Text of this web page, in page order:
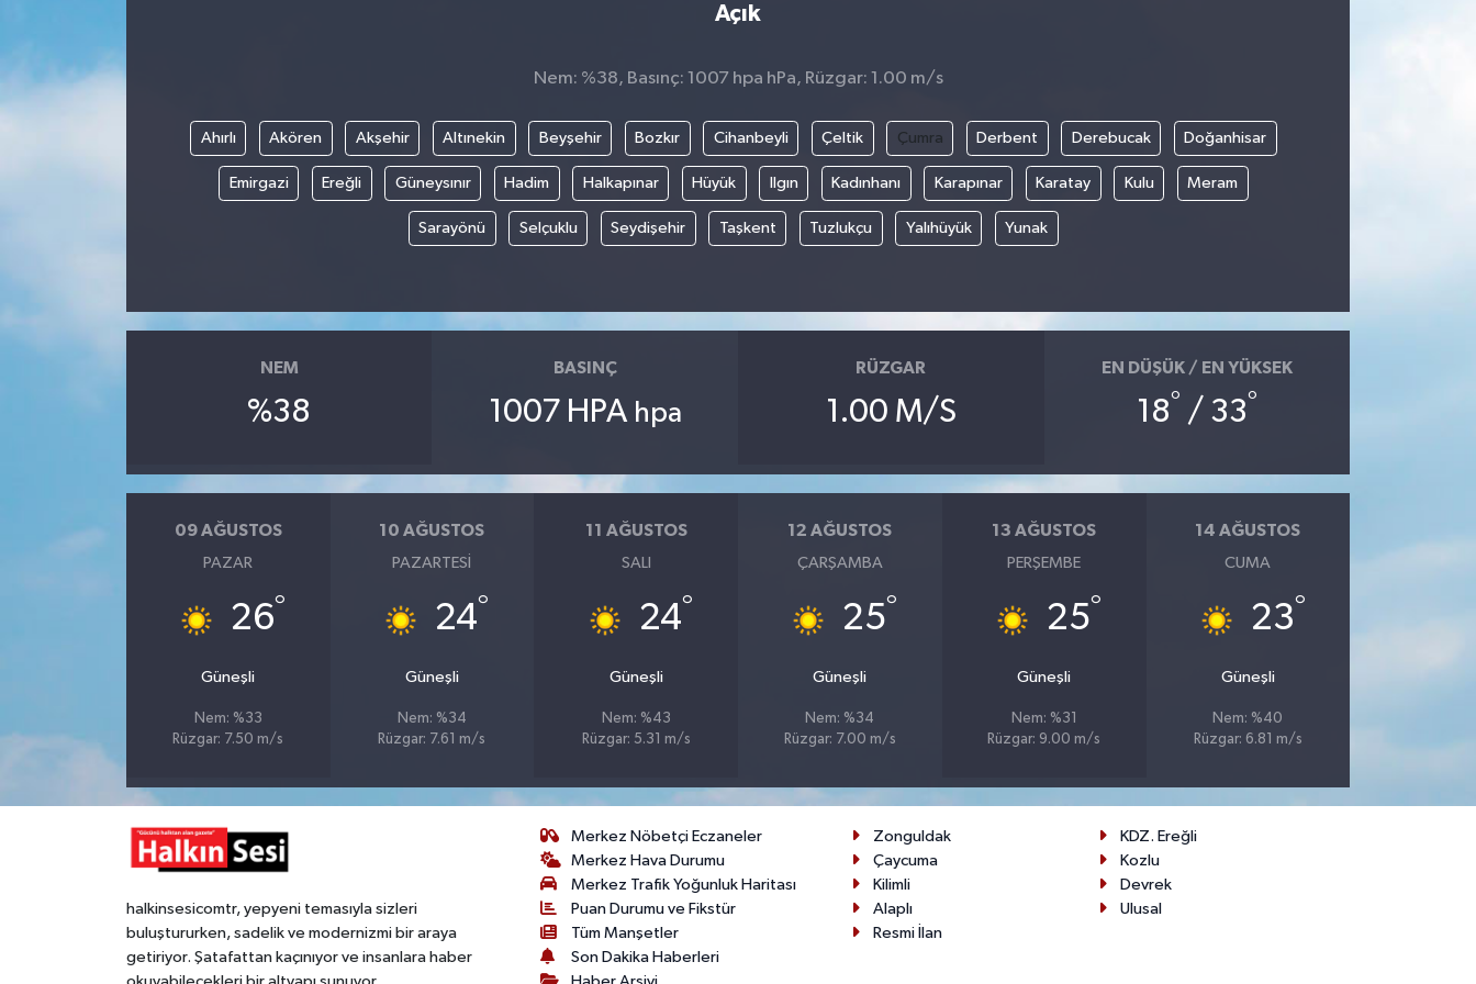
Açık
Nem: %38, Basınç: 1007 hpa hPa, Rüzgar: 1.00 m/s
Ahırlı Akören Akşehir Altınekin Beyşehir Bozkır Cihanbeyli Çeltik Çumra Derbent Derebucak Doğanhisar
Emirgazi Ereğli Güneysınır Hadim Halkapınar Hüyük Ilgın Kadınhanı Karapınar Karatay Kulu Meram
Sarayönü Selçuklu Seydişehir Taşkent Tuzlukçu Yalıhüyük Yunak
NEM
%38
BASINÇ
1007 HPA hpa
RÜZGAR
1.00 M/S
EN DÜŞÜK / EN YÜKSEK
18° / 33°
09 AĞUSTOS
PAZAR
26°
Güneşli
Nem: %33
Rüzgar: 7.50 m/s
10 AĞUSTOS
PAZARTESI
24°
Güneşli
Nem: %34
Rüzgar: 7.61 m/s
11 AĞUSTOS
SALI
24°
Güneşli
Nem: %43
Rüzgar: 5.31 m/s
12 AĞUSTOS
ÇARŞAMBA
25°
Güneşli
Nem: %34
Rüzgar: 7.00 m/s
13 AĞUSTOS
PERŞEMBE
25°
Güneşli
Nem: %31
Rüzgar: 9.00 m/s
14 AĞUSTOS
CUMA
23°
Güneşli
Nem: %40
Rüzgar: 6.81 m/s
halkinsesicomtr, yepyeni temasıyla sizleri
buluştururken, sadelik ve modernizmi bir araya
getiriyor. Şatafattan kaçınıyor ve insanlara haber
Merkez Nöbetçi Eczaneler
Merkez Hava Durumu
Merkez Trafik Yoğunluk Haritası
Puan Durumu ve Fikstür
Tüm Manşetler
Son Dakika Haberleri
Zonguldak
KDZ. Ereğli
Çaycuma
Kozlu
Kilimli
Devrek
Alaplı
Ulusal
Resmi İlan
BİLİM VE TEKNOLOJİ
Kültür - Sanat
MAGAZİN
Resmi İlan